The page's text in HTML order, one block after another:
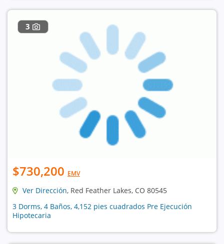
3
$730,200 EMV
Ver Dirección, Red Feather Lakes, CO 80545
3 Dorms, 4 Baños, 4,152 pies cuadrados Pre Ejecución
Hipotecaria